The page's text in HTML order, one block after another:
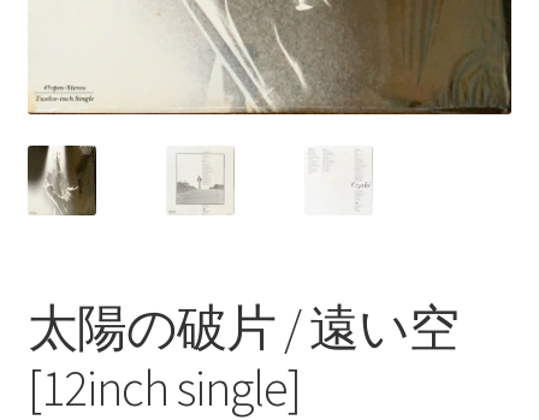
太陽の破片 / 遠い空
[12inch single]